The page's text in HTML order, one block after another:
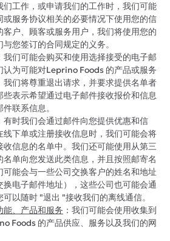
们工作，或申请我们的工作时，我们可能
或服务协议相关的必要情况下使用您的信
户、顾客或服务用户，我们将使用您的
您签订的合同规定的义务。
我们可能会购买和使用选择接受的电子邮
认为可能对Leprino Foods 的产品或服务
我们将尊重退出请求，并要求提供名单者
些表示希望通过电子邮件接收报价和信息
联系信息。
有时我们会通过邮件向您提供优惠和信
线下单或注册接收信息时，我们可能会将
信息的名单中。我们还可能使用从第三
单向您发送此类信息，并且按照邮寄名
能会与一些公司交换客户的姓名和地址
换电子邮件地址），这些公司也可能会通
以随时 "退出 "接收我们的离线通信。
能、产品和服务 ：我们可能会使用收集到
Foods 的产品供应、服务以及我们的网